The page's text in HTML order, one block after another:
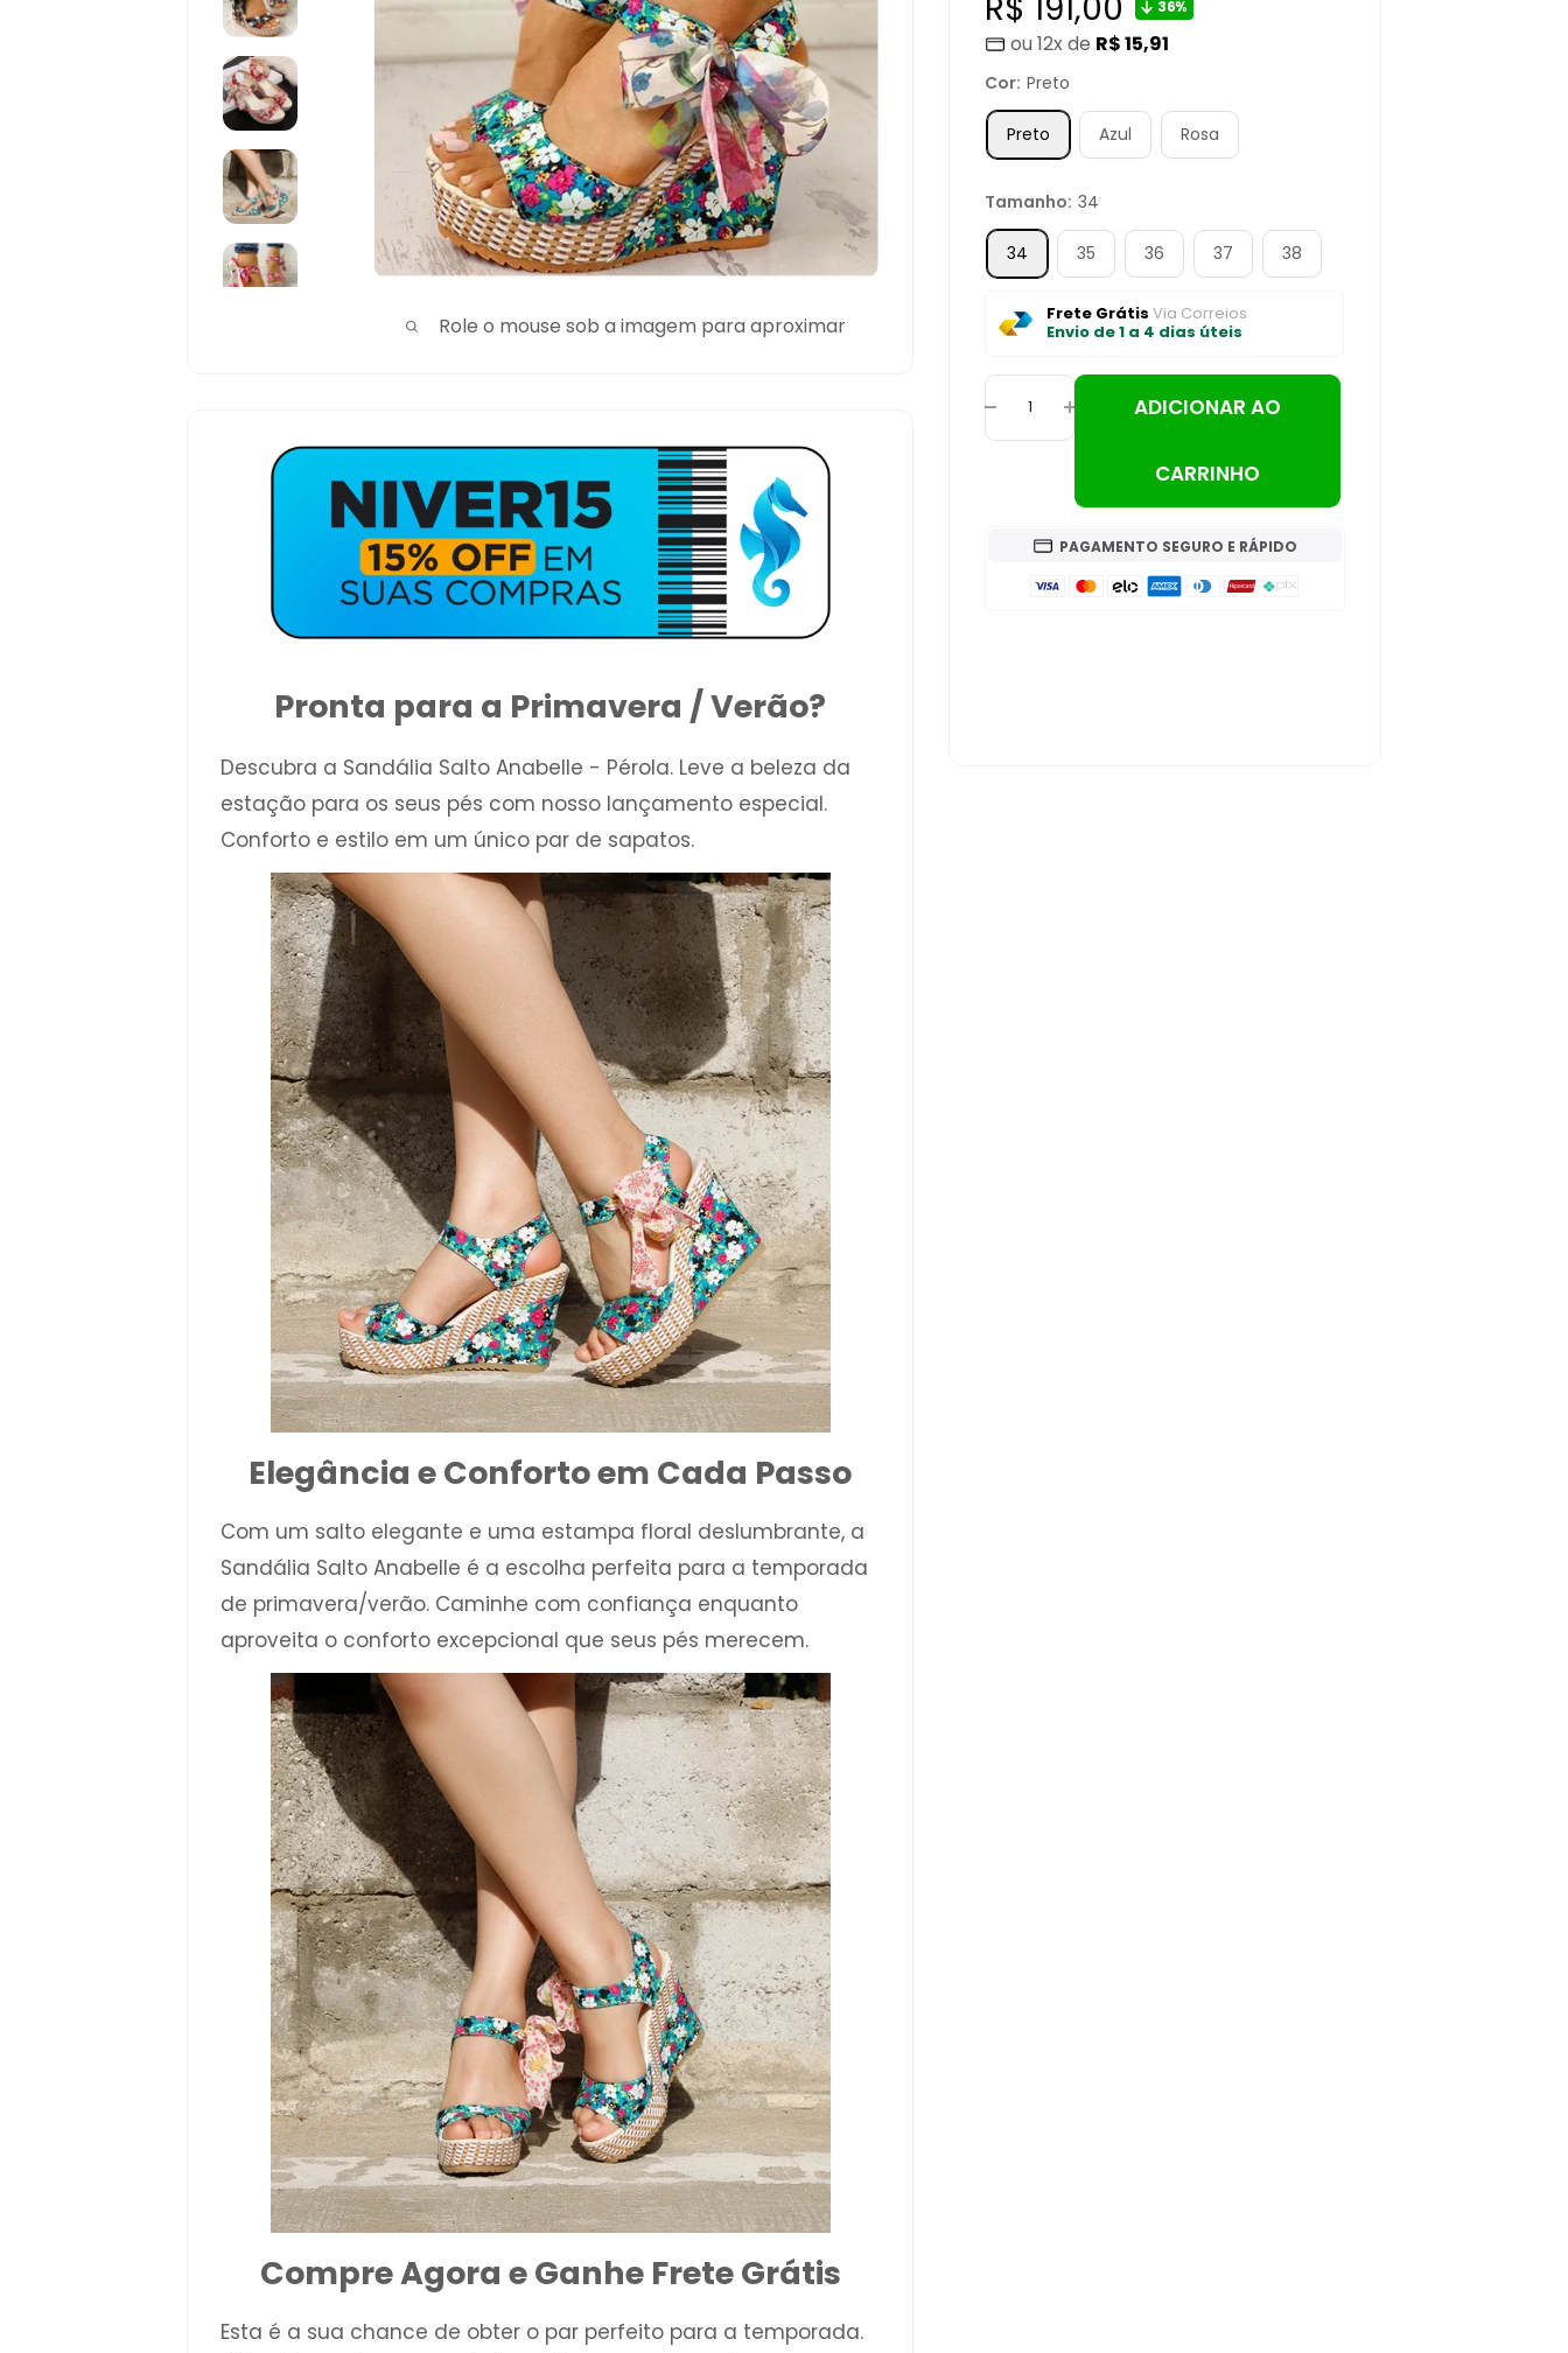
Role o mouse sob a imagem para aproximar
promocional
36%
ou 12x de R$ 15,91
Cor: Preto
Preto Azul Rosa
Tamanho: 34
34 35 36 37 38
Frete Grátis Via Correios
Envio de 1 a 4 dias úteis
ADICIONAR AO
CARRINHO
PAGAMENTO SEGURO E RÁPIDO
Pronta para a Primavera / Verão?
Descubra a Sandália Salto Anabelle - Pérola. Leve a beleza da
estação para os seus pés com nosso lançamento especial.
Conforto e estilo em um único par de sapatos.
Elegância e Conforto em Cada Passo
Com um salto elegante e uma estampa floral deslumbrante, a
Sandália Salto Anabelle é a escolha perfeita para a temporada
de primavera/verão. Caminhe com confiança enquanto
aproveita o conforto excepcional que seus pés merecem.
Compre Agora e Ganhe Frete Grátis
Esta é a sua chance de obter o par perfeito para a temporada.